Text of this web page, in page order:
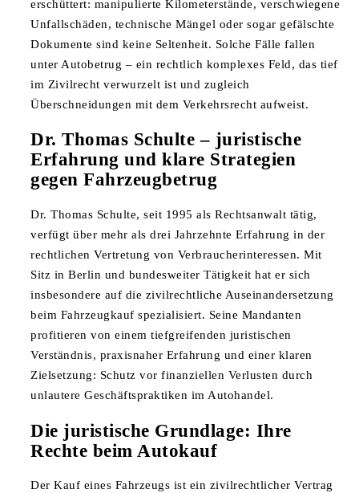
erschüttert: manipulierte Kilometerstände, verschwiegene
Unfallschäden, technische Mängel oder sogar gefälschte
Dokumente sind keine Seltenheit. Solche Fälle fallen
unter Autobetrug – ein rechtlich komplexes Feld, das tief
im Zivilrecht verwurzelt ist und zugleich
Überschneidungen mit dem Verkehrsrecht aufweist.
Dr. Thomas Schulte – juristische
Erfahrung und klare Strategien
gegen Fahrzeugbetrug
Dr. Thomas Schulte, seit 1995 als Rechtsanwalt tätig,
verfügt über mehr als drei Jahrzehnte Erfahrung in der
rechtlichen Vertretung von Verbraucherinteressen. Mit
Sitz in Berlin und bundesweiter Tätigkeit hat er sich
insbesondere auf die zivilrechtliche Auseinandersetzung
beim Fahrzeugkauf spezialisiert. Seine Mandanten
profitieren von einem tiefgreifenden juristischen
Verständnis, praxisnaher Erfahrung und einer klaren
Zielsetzung: Schutz vor finanziellen Verlusten durch
unlautere Geschäftspraktiken im Autohandel.
Die juristische Grundlage: Ihre
Rechte beim Autokauf
Der Kauf eines Fahrzeugs ist ein zivilrechtlicher Vertrag